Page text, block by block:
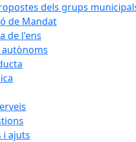
dels grups
de Mandat
de l'ens
i ajuts